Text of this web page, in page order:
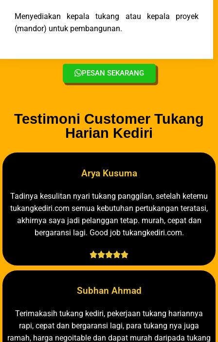
Menyediakan kepala tukang atau kepala proyek
(mandor) untuk pembangunan.
PESAN SEKARANG
Testimoni Customer Tukang
Harian Kediri
Arya Kusuma
Tadinya kesulitan nyari tukang panggilan, setelah ketemu
tukangkediri.com semua kebutuhan pertukangan teratasi,
akhirnya saya jadi pelanggan tetap. murah, cepat dan
bergaransi lagi. Good job tukangkediri.com.

Subhan Ahmad
Terimakasih tukang kediri, pekerjaan tukang hariannya
rapi, cepat dan bergaransi lagi, para tukang nya juga
ramah, harga negoitable dan dapat murah daripada tukang